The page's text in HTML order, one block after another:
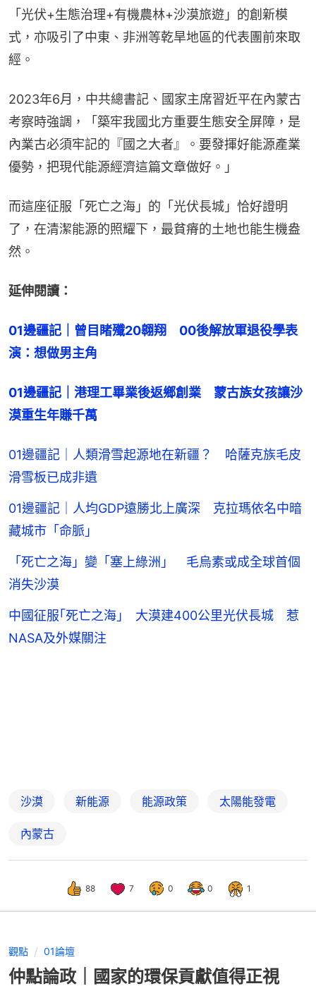
「光伏+生態治理+有機農林+沙漠旅遊」的創新模
式，亦吸引了中東、非洲等乾旱地區的代表團前來取
經。
2023年6月，中共總書記、國家主席習近平在內蒙古
考察時強調，「築牢我國北方重要生態安全屏障，是
內業古必須牢記的『國之大者』。要發揮好能源產業
優勢，把現代能源經濟這篇文章做好。」
而這座征服「死亡之海」的「光伏長城」恰好證明
了，在清潔能源的照耀下，最貧瘠的土地也能生機盎
然。
延伸閱讀：
01邊疆記｜曾目睹殲20翱翔　00後解放軍退役學表
演：想做男主角
01邊疆記｜港理工畢業後返鄉創業　蒙古族女孩讓沙
漠重生年賺千萬
01邊疆記｜人類滑雪起源地在新疆？ 哈薩克族毛皮
滑雪板已成非遺
01邊疆記｜人均GDP遠勝北上廣深 克拉瑪依名中暗
藏城市「命脈」
「死亡之海」變「塞上綠洲」 毛烏素或成全球首個
消失沙漠
中國征服｢死亡之海｣ 大漠建400公里光伏長城 惹
NASA及外媒關注
沙漠 新能源 能源政策 太陽能發電
內蒙古
88 7 0 0 1
觀點 01論壇
仲點論政｜國家的環保貢獻值得正視